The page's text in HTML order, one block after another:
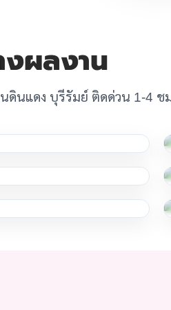
ผลงาน
ดินแดง บุรีรัมย์ ติดด่วน 1-4 ช